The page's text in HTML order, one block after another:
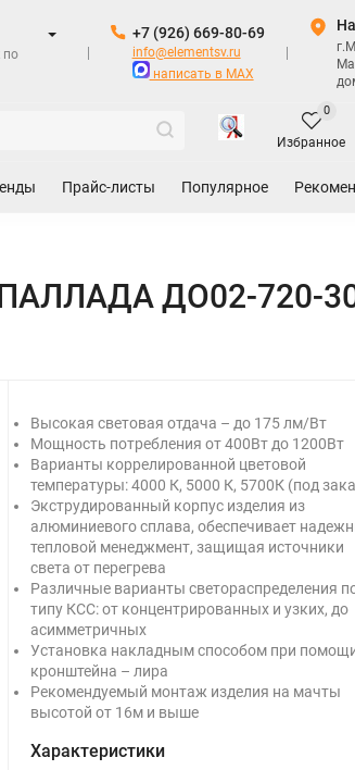
по
+7 (926) 669-80-69
info@elementsv.ru
написать в MAX
Избранное
0
Прайс-листы Популярное
ПАЛЛАДА ДО02-720-
Высокая световая отдача – до 175 лм/Вт
Мощность потребления от 400Вт до 1200Вт
Варианты коррелированной цветовой
температуры: 4000 К, 5000 К, 5700К (под
Экструдированный корпус изделия из
алюминиевого сплава, обеспечивает
тепловой менеджмент, защищая источники
света от перегрева
Различные варианты светораспределения
типу КСС: от концентрированных и узких, до
асимметричных
Установка накладным способом при
кронштейна – лира
Рекомендуемый монтаж изделия на мачты
высотой от 16м и выше
Характеристики